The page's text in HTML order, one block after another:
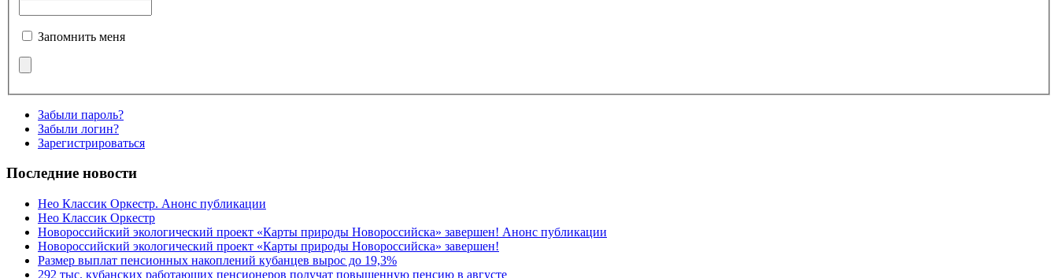
Запомнить меня
Забыли пароль?
Забыли логин?
Зарегистрироваться
Последние новости
Нео Классик Оркестр. Анонс публикации
Нео Классик Оркестр
Новороссийский экологический проект «Карты природы Новороссийска» завершен! Анонс публикации
Новороссийский экологический проект «Карты природы Новороссийска» завершен!
Размер выплат пенсионных накоплений кубанцев вырос до 19,3%
292 тыс. кубанских работающих пенсионеров получат повышенную пенсию в августе